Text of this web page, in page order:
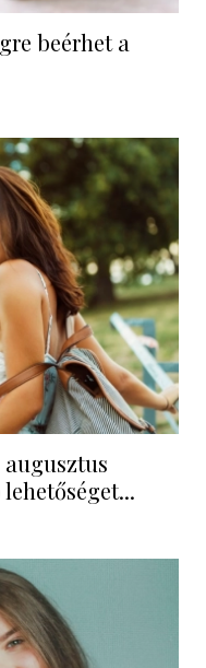
beérhet a